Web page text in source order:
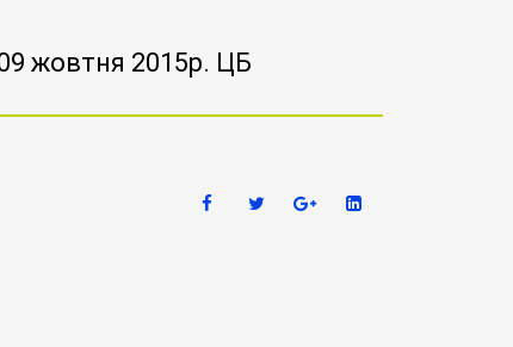
жовтня 2015р. ЦБ